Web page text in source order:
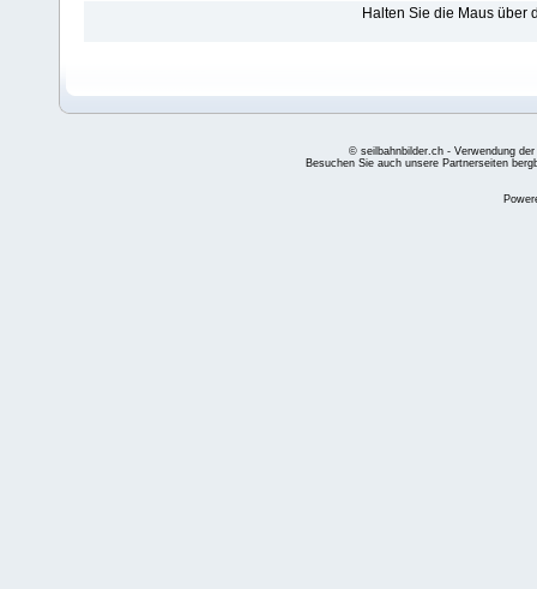
Halten Sie die Maus über
© seilbahnbilder.ch - Verwendung
Besuchen Sie auch unsere Partnerseiten